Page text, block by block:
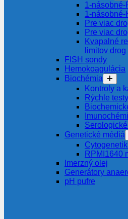
1-násobné-
1-násobné-
Pre viac
Pre viac
Kvapalné
limitov drog
FISH sondy
Hemokoagulácia
Biochémia
Kontroly a
Rýchle testy
Genetické médiá
RPMI1640
Imerzný olej
Generátory
pH pufre